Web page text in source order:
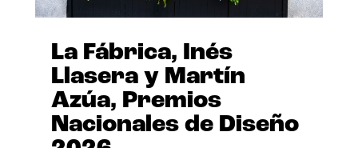
La Fábrica, Inés
Llasera y Martín
Azúa, Premios
Nacionales de Diseño